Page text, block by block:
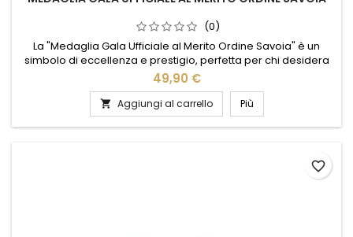
(0)
La "Medaglia Gala Ufficiale al Merito Ordine Savoia" è un
simbolo di eccellenza e prestigio, perfetta per chi desidera
celebrare risultati straordinari. Realizzata con materiali di alta
qualità, questa medaglia incarna l'eleganza e la tradizione
dell'Ordine Savoia. Il suo design raffinato e dettagliato rende
omaggio a chi ha dimostrato dedizione e impegno...
49,90 €
 Aggiungi al carrello Più
favorite_border